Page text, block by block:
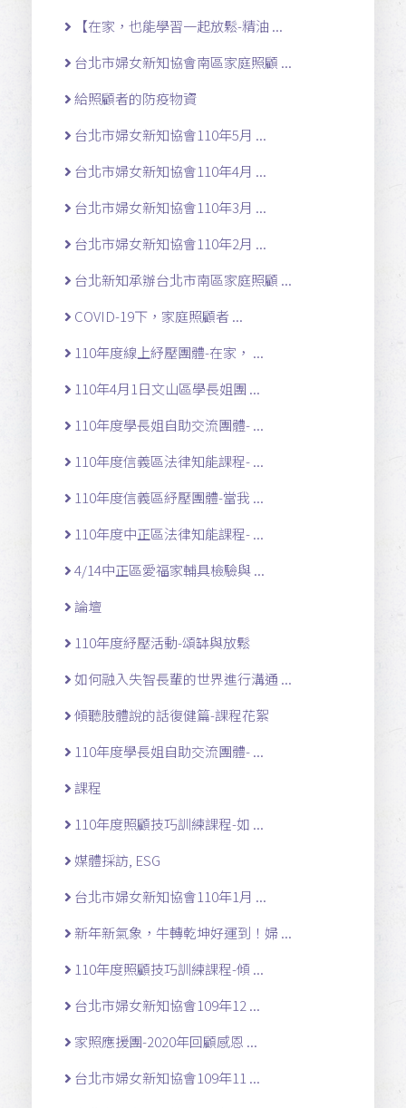
【在家，也能學習一起放鬆-精油 ...
台北市婦女新知協會南區家庭照顧 ...
給照顧者的防疫物資
台北市婦女新知協會110年5月 ...
台北市婦女新知協會110年4月 ...
台北市婦女新知協會110年3月 ...
台北市婦女新知協會110年2月 ...
台北新知承辦台北市南區家庭照顧 ...
COVID-19下，家庭照顧者 ...
110年度線上紓壓團體-在家， ...
110年4月1日文山區學長姐團 ...
110年度學長姐自助交流團體- ...
110年度信義區法律知能課程- ...
110年度信義區紓壓團體-當我 ...
110年度中正區法律知能課程- ...
4/14中正區愛福家輔具檢驗與 ...
論壇
110年度紓壓活動-頌缽與放鬆
如何融入失智長輩的世界進行溝通 ...
傾聽肢體說的話復健篇-課程花絮
110年度學長姐自助交流團體- ...
課程
110年度照顧技巧訓練課程-如 ...
媒體採訪, ESG
台北市婦女新知協會110年1月 ...
新年新氣象，牛轉乾坤好運到！婦 ...
110年度照顧技巧訓練課程-傾 ...
台北市婦女新知協會109年12 ...
家照應援團-2020年回顧感恩 ...
台北市婦女新知協會109年11 ...